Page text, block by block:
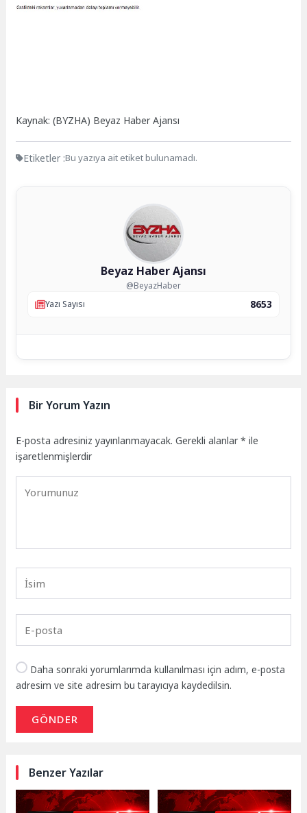
Kaynak: (BYZHA) Beyaz Haber Ajansı
Etiketler :Bu yazıya ait etiket bulunamadı.
Beyaz Haber Ajansı
@BeyazHaber
Yazı Sayısı
8653
Bir Yorum Yazın
E-posta adresiniz yayınlanmayacak. Gerekli alanlar* ile
işaretlenmişlerdir
Daha sonraki yorumlarımda kullanılması için adım, e-posta
adresim ve site adresim bu tarayıcıya kaydedilsin.
GÖNDER
Benzer Yazılar